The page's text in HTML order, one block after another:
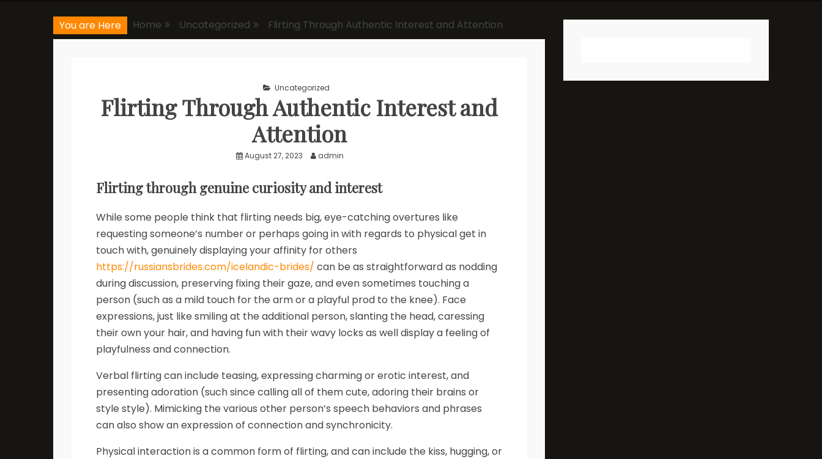
You are Here Home Uncategorized Flirting Through Authentic Interest and Attention
Uncategorized
Flirting Through Authentic Interest and
Attention
August 27, 2023 admin
Flirting through genuine curiosity and interest
While some people think that flirting needs big, eye-catching overtures like
requesting someone’s number or perhaps going in with regards to physical get in
touch with, genuinely displaying your affinity for others
https://russiansbrides.com/icelandic-brides/ can be as straightforward as nodding
during discussion, preserving fixing their gaze, and even sometimes touching a
person (such as a mild touch for the arm or a playful prod to the knee). Face
expressions, just like smiling at the additional person, slanting the head, caressing
their own your hair, and having fun with their wavy locks as well display a feeling of
playfulness and connection.
Verbal flirting can include teasing, expressing charming or erotic interest, and
presenting adoration (such since calling all of them cute, adoring their brains or
style style). Mimicking the various other person’s speech behaviors and phrases
can also show an expression of connection and synchronicity.
Physical interaction is a common form of flirting, and can include the kiss, hugging, or